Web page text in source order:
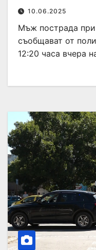
10.06.2025
Мъж пострада
съобщават от
12:20 часа вчера